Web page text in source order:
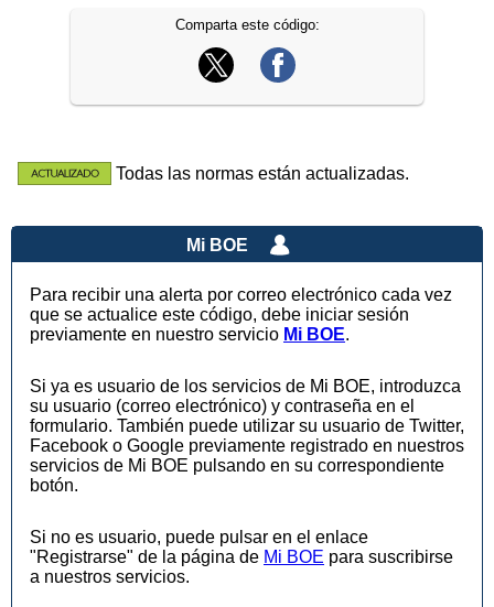
Comparta este código:
Todas las normas están actualizadas.
Mi BOE
Para recibir una alerta por correo electrónico cada vez
que se actualice este código, debe iniciar sesión
previamente en nuestro servicio Mi BOE.
Si ya es usuario de los servicios de Mi BOE, introduzca
su usuario (correo electrónico) y contraseña en el
formulario. También puede utilizar su usuario de Twitter,
Facebook o Google previamente registrado en nuestros
servicios de Mi BOE pulsando en su correspondiente
botón.
Si no es usuario, puede pulsar en el enlace
"Registrarse" de la página de Mi BOE para suscribirse
a nuestros servicios.